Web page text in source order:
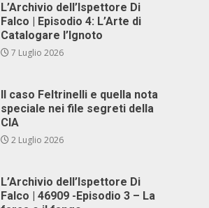
L’Archivio dell’Ispettore Di
Falco | Episodio 4: L’Arte di
Catalogare l’Ignoto
7 Luglio 2026
Il caso Feltrinelli e quella nota
speciale nei file segreti della
CIA
2 Luglio 2026
L’Archivio dell’Ispettore Di
Falco | 46909 -Episodio 3 – La